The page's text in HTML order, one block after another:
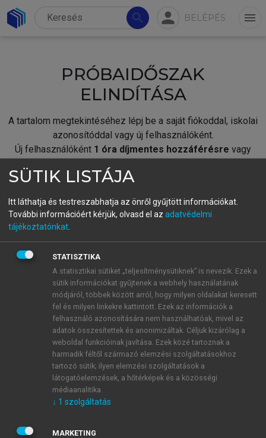
search person BELÉPÉS menu
PRÓBAIDŐSZAK
ELINDÍTÁSA
A tartalom megtekintéséhez lépj be a saját fiókoddal, iskolai
azonosítóddal vagy új felhasználóként.
Új felhasználóként 1 óra díjmentes hozzáférésre vagy
fiókoddal,vagy hozz létre új fiókot.
A regisztráció után apróbaidőszakautomatikusan
BELÉPÉS SAJÁT FIÓKKAL
ÚJ FIÓK LÉTREHOZÁSA
1 óra díjmentes hozzáférés
E-MAIL-CÍM
JELSZÓ
SÜTIK LISTÁJA
Itt láthatja és testreszabhatja az önről gyűjtött információkat.
További információért kérjük, olvasd el az adatvédelmi
tájékoztatónkat
STATISZTIKA
A statisztikai sütiket „teljesítménysütiknek” is nevezik. Ezek a
sütik információkat gyűjtenek a webhely használatának
módjáról, többek között arról, hogy milyen oldalakat keresett
fel és milyen linkekre kattintott. Ezek az információk a
felhasználó azonosítására nem használhatóak, mivel az
adatok összesítettek és anonimizáltak. Céljuk kizárólag a
weboldal funkcióinak javítása. Ezek közé tartoznak a
harmadik féltől származó elemzési szolgáltatásokhoz
tartozó sütik; ilyen elemzési szolgáltatások a
látogatóelemzések, a hőtérképek és a közösségi
médiaanalitika.
↓ 1 szolgáltatás
MARKETING